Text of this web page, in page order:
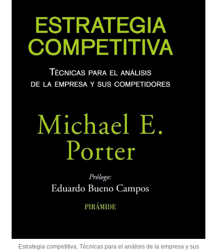
Estrategia competitiva, Técnicas para el análisis de la empresa y sus